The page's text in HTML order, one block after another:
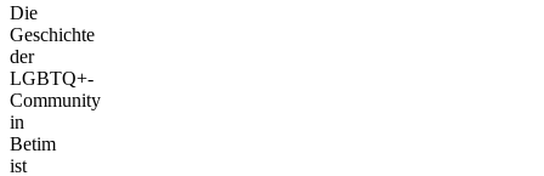
Die
Geschichte
der
LGBTQ+-
Community
in
Betim
ist